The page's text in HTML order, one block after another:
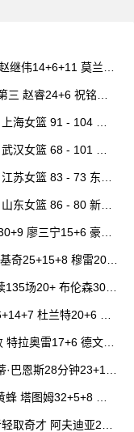
继伟14+6+11 莫兰德
赵睿24+6 祝铭震1
海女篮 91 - 104 四
汉女篮 68 - 101 山
苏女篮 83 - 73 东莞
东女篮 86 - 80 新疆
廖三宁15+6 豪斯
奇25+15+8 穆雷20+
场20+ 布伦森30分
杜兰特20+6 锡
拉奥雷17+6 德文·
巴恩斯28分钟23+15
塔图姆32+5+8 普
取奇才 阿夫迪亚20+